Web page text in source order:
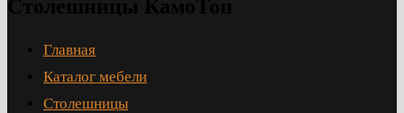
Главная
Каталог мебели
Столешницы